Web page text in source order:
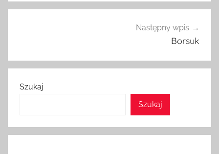
Następny wpis
Borsuk
Szukaj
Szukaj